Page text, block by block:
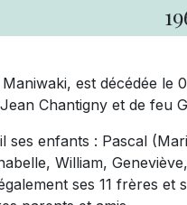
est décédée le
Chantigny et de feu
ses enfants : Pascal
William,
ses 11 frères